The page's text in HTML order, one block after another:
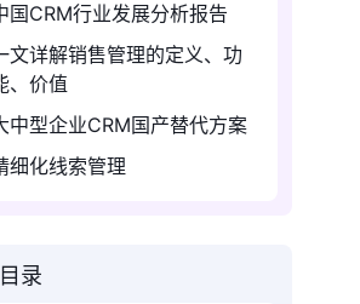
国CRM行业发展分析报告
文详解销售管理的定义、功
、价值
中型企业CRM国产替代方案
细化线索管理
目录